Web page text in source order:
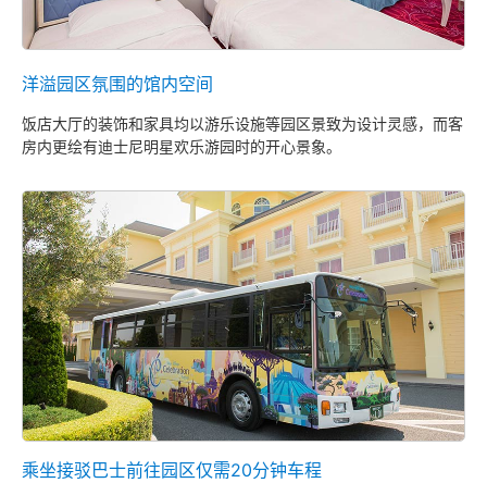
洋溢园区氛围的馆内空间
饭店大厅的装饰和家具均以游乐设施等园区景致为设计灵感，而客
房内更绘有迪士尼明星欢乐游园时的开心景象。
乘坐接驳巴士前往园区仅需20分钟车程